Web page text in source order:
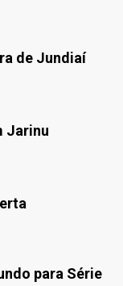
de Jundiaí
Jarinu
para Série